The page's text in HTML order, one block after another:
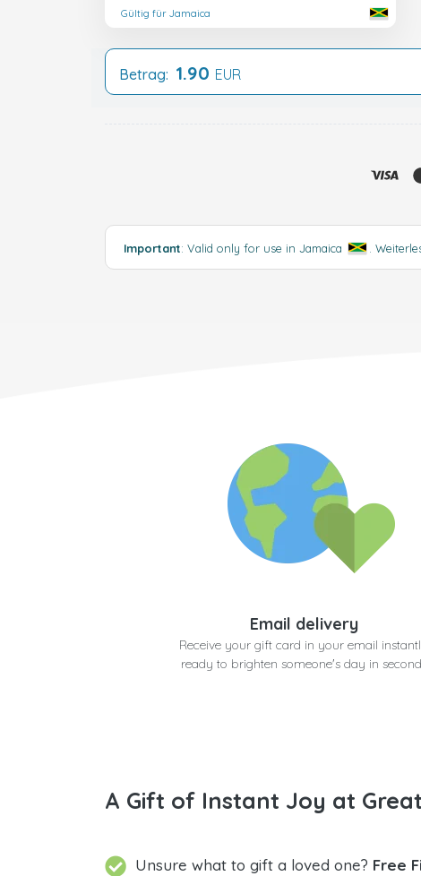
Gültig für Jamaica
Betrag: 1.90 EUR
Important: Valid only for use in Jamaica .
Email delivery
Receive your gift card in your email
ready to brighten someone's day in
A Gift of Instant Joy at
Unsure what to gift a loved one? Free